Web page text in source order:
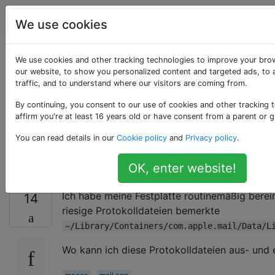
Apple
Riesige Apple Mail-
Protokolle
14
Ich habe meine Festplatte routinemäßig
riesige Protokolldateien bemerkte
~/Library/Containers/com.apple.mail/Data/
Wo kann ich diese Protokolldateien aus- und
We use cookies
We use cookies and other tracking technologies to improve your
our website, to show you personalized content and targeted ads, to
traffic, and to understand where our visitors are coming from.
By continuing, you consent to our use of cookies and other tracking
affirm you're at least 16 years old or have consent from a parent or
You can read details in our Cookie policy and Privacy policy.
OK, enter website!